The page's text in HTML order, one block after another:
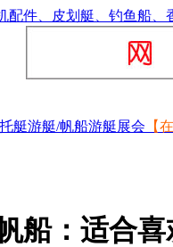
艇游艇/帆船游艇展会 【
船：适合喜